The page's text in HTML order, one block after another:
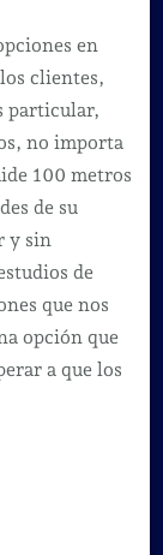
en
clientes,
particular,
no importa
100 metros
de su
y sin
de
que nos
opción que
a que los